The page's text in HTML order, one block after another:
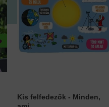
Kis felfedezők - Minden,